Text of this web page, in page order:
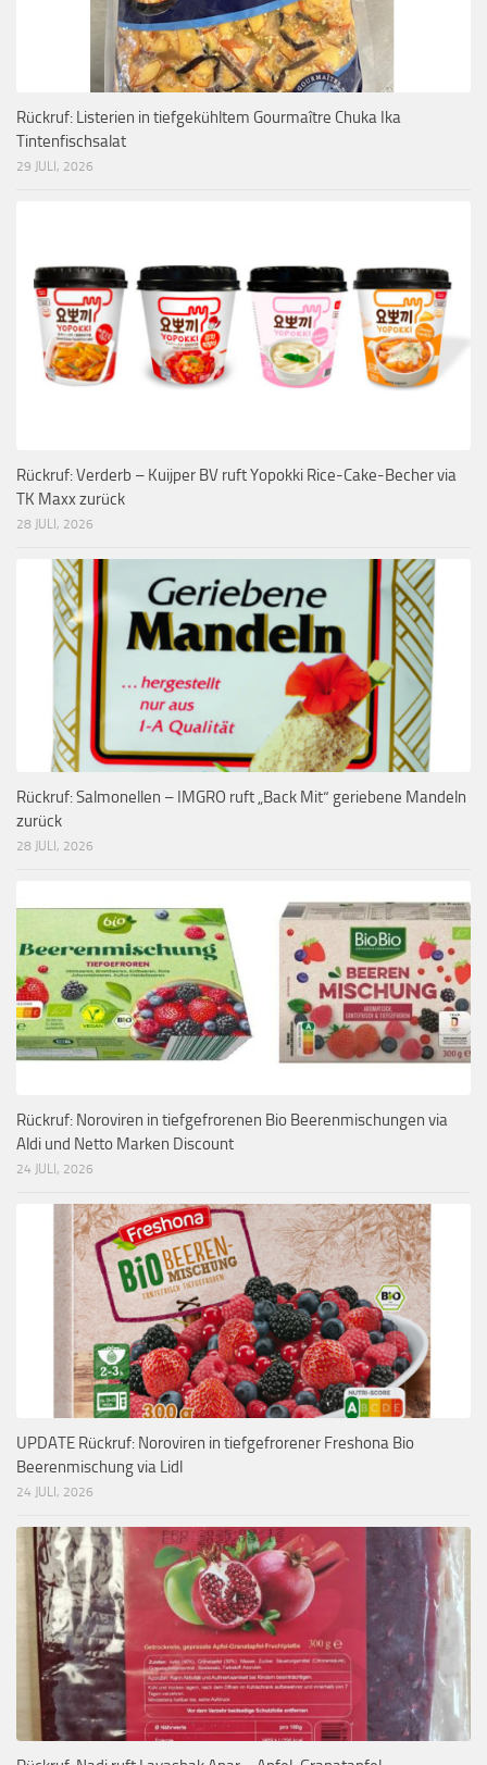
Rückruf: Listerien in tiefgekühltem Gourmaître Chuka Ika
Tintenfischsalat
29 JULI, 2026
Rückruf: Verderb – Kuijper BV ruft Yopokki Rice-Cake-Becher via
TK Maxx zurück
28 JULI, 2026
Rückruf: Salmonellen – IMGRO ruft „Back Mit“ geriebene Mandeln
zurück
28 JULI, 2026
Rückruf: Noroviren in tiefgefrorenen Bio Beerenmischungen via
Aldi und Netto Marken Discount
24 JULI, 2026
UPDATE Rückruf: Noroviren in tiefgefrorener Freshona Bio
Beerenmischung via Lidl
24 JULI, 2026